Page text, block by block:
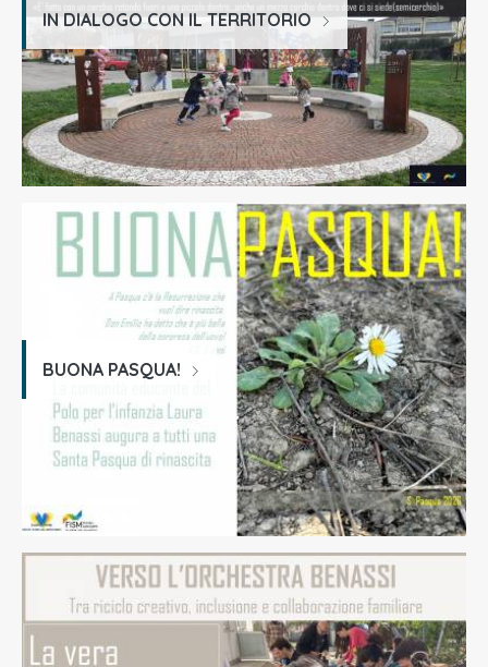
IN DIALOGO CON IL TERRITORIO
BUONA PASQUA!